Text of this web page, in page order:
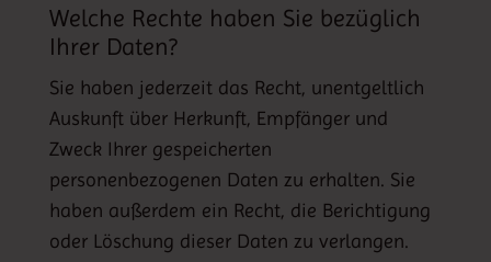
Welche Rechte haben Sie bezüglich
Ihrer Daten?
Sie haben jederzeit das Recht, unentgeltlich
Auskunft über Herkunft, Empfänger und
Zweck Ihrer gespeicherten
personenbezogenen Daten zu erhalten. Sie
haben außerdem ein Recht, die Berichtigung
oder Löschung dieser Daten zu verlangen.